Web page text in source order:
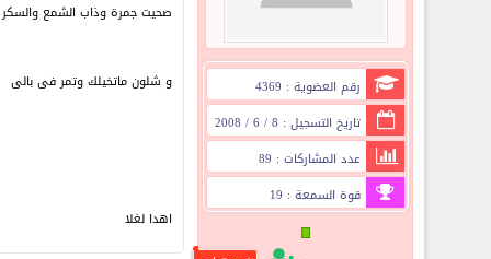
رقم العضوية : 4369
تاريخ التسجيل : 8 / 6 / 2008
عدد المشاركات : 89
قوة السمعة : 19
صحيت جمرة وذاب الشمع والسكر
و شلون ماتخيلك وتمر فى بالى
اهدا لغلا